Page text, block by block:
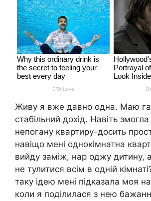
Живу я вже давно одна. Маю
стабільний дохід. Навіть
непогану квартиру-досить
навіщо мені однокімнатна
вийду заміж, нар оджу дитину,
не тулитися всім в одній
таку ідею мені підказала моя
коли я поділилася з нею